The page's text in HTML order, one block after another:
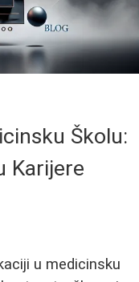
Školu:
Karijere
u medicinsku